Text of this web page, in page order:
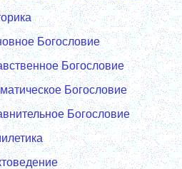
Богословие
Богословие
Богословие
Богословие